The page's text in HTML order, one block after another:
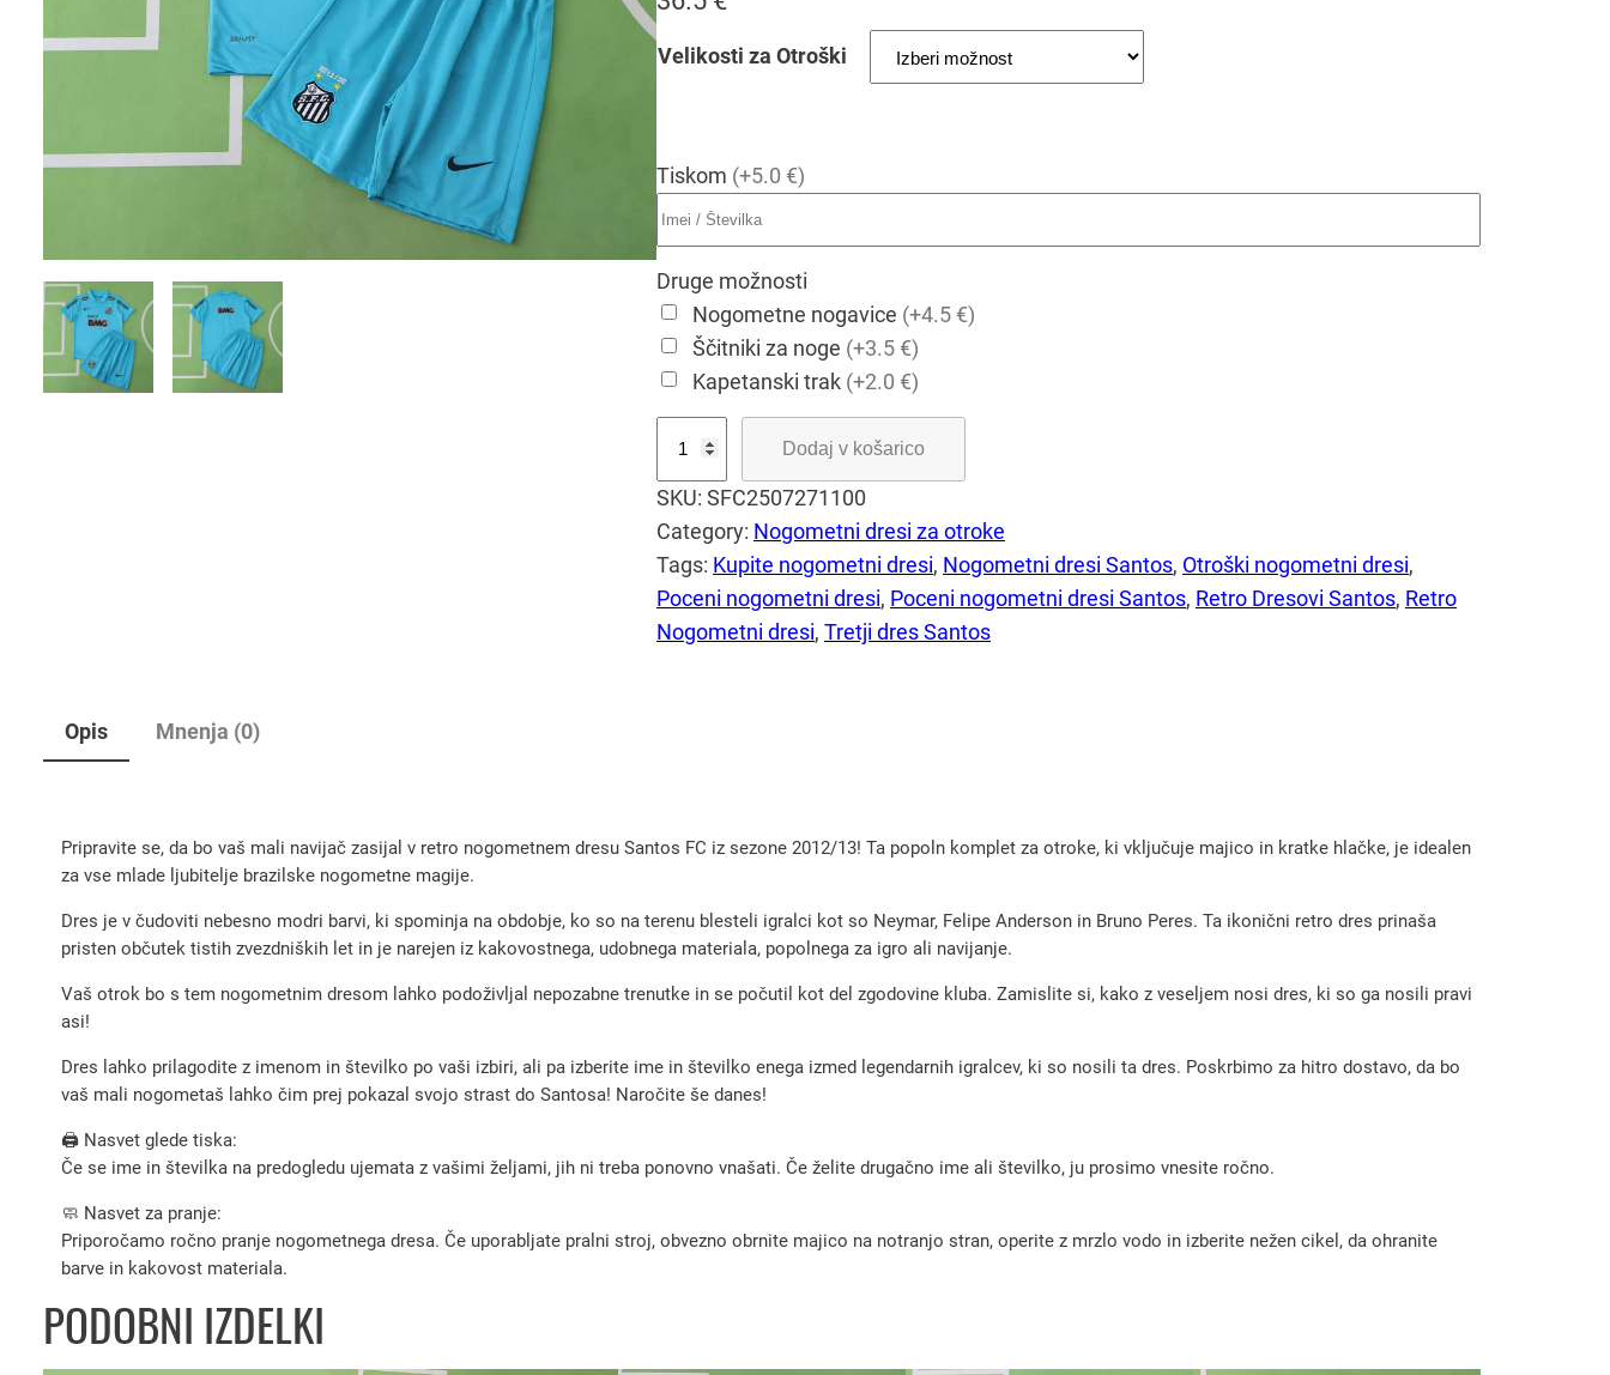
Velikosti za Otroški
Tiskom (+5.0 €)
Druge možnosti
Nogometne nogavice (+4.5 €)
Ščitniki za noge (+3.5 €)
Kapetanski trak (+2.0 €)
n
t
o
s
F
e
r
n
o
o
e
Dodaj v košarico
SKU: SFC2507271100
Category: Nogometni dresi za otroke
Tags: Kupite nogometni dresi, Nogometni dresi Santos, Otroški nogometni dresi
Poceni nogometni dresi, Poceni nogometni dresi Santos, Retro Dresovi Santos, Retro
Nogometni dresi, Tretji dres Santos
Opis Mnenja (0)
Pripravite se, da bo vaš mali navijač zasijal v retro nogometnem dresu Santos FC iz sezone 2012/13! Ta popoln komplet za otroke, ki vključuje majico in kratke hlačke, je idealen
za vse mlade ljubitelje brazilske nogometne magije.
Dres je v čudoviti nebesno modri barvi, ki spominja na obdobje, ko so na terenu blesteli igralci kot so Neymar, Felipe Anderson in Bruno Peres. Ta ikonični retro dres prinaša
pristen občutek tistih zvezdniških let in je narejen iz kakovostnega, udobnega materiala, popolnega za igro ali navijanje.
Vaš otrok bo s tem nogometnim dresom lahko podoživljal nepozabne trenutke in se počutil kot del zgodovine kluba. Zamislite si, kako z veseljem nosi dres, ki so ga nosili pravi
asi!
Dres lahko prilagodite z imenom in številko po vaši izbiri, ali pa izberite ime in številko enega izmed legendarnih igralcev, ki so nosili ta dres. Poskrbimo za hitro dostavo, da bo
vaš mali nogometaš lahko čim prej pokazal svojo strast do Santosa! Naročite še danes!
🖨️ Nasvet glede tiska:
Če se ime in številka na predogledu ujemata z vašimi željami, jih ni treba ponovno vnašati. Če želite drugačno ime ali številko, ju prosimo vnesite ročno.
🧼 Nasvet za pranje:
Priporočamo ročno pranje nogometnega dresa. Če uporabljate pralni stroj, obvezno obrnite majico na notranjo stran, operite z mrzlo vodo in izberite nežen cikel, da ohranite
barve in kakovost materiala.
PODOBNI IZDELKI